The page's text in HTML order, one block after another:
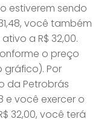
estiverem sendo
você também
a R$ 32,00.
o preço
Por
da Petrobrás
e você exercer o
32,00, você terá